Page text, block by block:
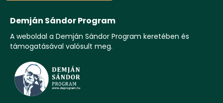
Demján Sándor Program
A weboldal a Demján Sándor Program keretében és
támogatásával valósult meg.